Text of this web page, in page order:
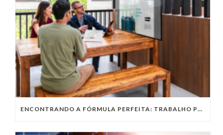
ENCONTRANDO A FÓRMULA PERFEITA: TRABALHO PRESENCIAL, HOME OFFICE OU TRABALHO HÍBRIDO?